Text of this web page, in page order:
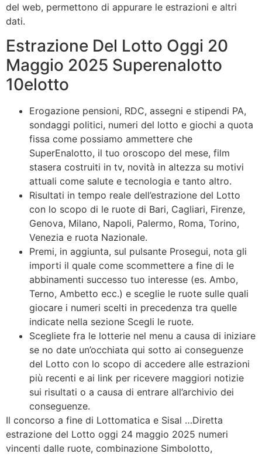
del web, permettono di appurare le estrazioni e altri
dati.
Estrazione Del Lotto Oggi 20
Maggio 2025 Superenalotto
10elotto
Erogazione pensioni, RDC, assegni e stipendi PA,
sondaggi politici, numeri del lotto e giochi a quota
fissa come possiamo ammettere che
SuperEnalotto, il tuo oroscopo del mese, film
stasera costruiti in tv, novità in altezza su motivi
attuali come salute e tecnologia e tanto altro.
Risultati in tempo reale dell’estrazione del Lotto
con lo scopo di le ruote di Bari, Cagliari, Firenze,
Genova, Milano, Napoli, Palermo, Roma, Torino,
Venezia e ruota Nazionale.
Premi, in aggiunta, sul pulsante Prosegui, nota gli
importi il quale come scommettere a fine di le
abbinamenti successo tuo interesse (es. Ambo,
Terno, Ambetto ecc.) e sceglie le ruote sulle quali
giocare i numeri scelti in precedenza tra quelle
indicate nella sezione Scegli le ruote.
Scegliete fra le lotterie nel menu a causa di iniziare
se no date un’occhiata qui sotto ai conseguenze
del Lotto con lo scopo di accedere alle estrazioni
più recenti e ai link per ricevere maggiori notizie
sui risultati o a causa di entrare all’archivio dei
conseguenze.
Il concorso a fine di Lottomatica e Sisal …Diretta
estrazione del Lotto oggi 24 maggio 2025 numeri
vincenti dalle ruote, combinazione Simbolotto,